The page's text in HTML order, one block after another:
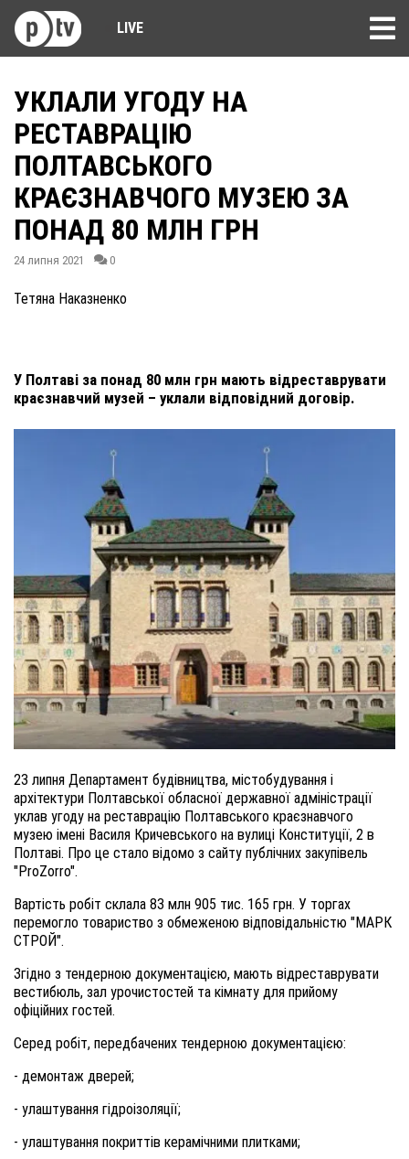
LIVE
УКЛАЛИ УГОДУ НА
РЕСТАВРАЦІЮ
ПОЛТАВСЬКОГО
КРАЄЗНАВЧОГО МУЗЕЮ ЗА
ПОНАД 80 МЛН ГРН
24 липня 2021 0
Тетяна Наказненко
У Полтаві за понад 80 млн грн мають відреставрувати
краєзнавчий музей – уклали відповідний договір.
23 липня Департамент будівництва, містобудування і
архітектури Полтавської обласної державної адміністрації
уклав угоду на реставрацію Полтавського краєзнавчого
музею імені Василя Кричевського на вулиці Конституції, 2 в
Полтаві. Про це стало відомо з сайту публічних закупівель
"ProZorro".
Вартість робіт склала 83 млн 905 тис. 165 грн. У торгах
перемогло товариство з обмеженою відповідальністю "МАРК
СТРОЙ".
Згідно з тендерною документацією, мають відреставрувати
вестибюль, зал урочистостей та кімнату для прийому
офіційних гостей.
Серед робіт, передбачених тендерною документацією:
- демонтаж дверей;
- улаштування гідроізоляції;
- улаштування покриттів керамічними плитками;